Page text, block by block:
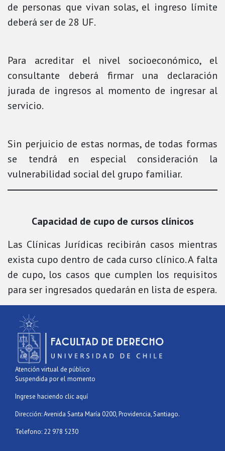
de personas que vivan solas, el ingreso límite
deberá ser de 28 UF.
Para acreditar el nivel socioeconómico, el
consultante deberá firmar una declaración
jurada de ingresos al momento de ingresar al
servicio.
Sin perjuicio de estas normas, de todas formas
se tendrá en especial consideración la
vulnerabilidad social del grupo familiar.
Capacidad de cupo de cursos clínicos
Las Clínicas Jurídicas recibirán casos mientras
exista cupo dentro de cada curso clínico. A falta
de cupo, los casos que cumplen los requisitos
para ser ingresados quedarán en lista de espera.
Atención virtual de público
Suspendida por el momento
Ingrese haciendo clic aquí
Dirección: Avenida Santa María 0200, Providencia, Santiago.
Telefono: 22 978 5230